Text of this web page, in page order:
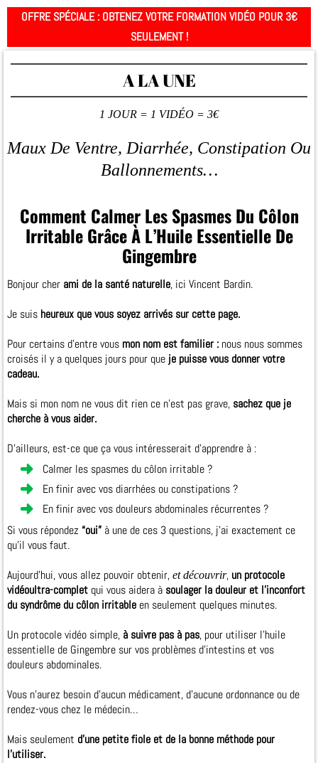
OFFRE SPÉCIALE : OBTENEZ VOTRE FORMATION VIDÉO POUR 3€
SEULEMENT !
A LA UNE
1 JOUR = 1 VIDÉO = 3€
Maux De Ventre, Diarrhée, Constipation Ou
Ballonnements…
Comment Calmer Les Spasmes Du Côlon
Irritable Grâce À L’Huile Essentielle De
Gingembre
Bonjour cher ami de la santé naturelle, ici Vincent Bardin.
Je suis heureux que vous soyez arrivés sur cette page.
Pour certains d'entre vous mon nom est familier : nous nous sommes
croisés il y a quelques jours pour que je puisse vous donner votre
cadeau.
Mais si mon nom ne vous dit rien ce n'est pas grave, sachez que je
cherche à vous aider.
D’ailleurs, est-ce que ça vous intéresserait d’apprendre à :
Calmer les spasmes du côlon irritable ?
En finir avec vos diarrhées ou constipations ?
En finir avec vos douleurs abdominales récurrentes ?
Si vous répondez “oui” à une de ces 3 questions, j’ai exactement ce
qu’il vous faut.
Aujourd’hui, vous allez pouvoir obtenir, et découvrir, un protocole
vidéoultra-complet qui vous aidera à soulager la douleur et l'inconfort
du syndrôme du côlon irritable en seulement quelques minutes.
Un protocole vidéo simple, à suivre pas à pas, pour utiliser l’huile
essentielle de Gingembre sur vos problèmes d’intestins et vos
douleurs abdominales.
Vous n’aurez besoin d’aucun médicament, d’aucune ordonnance ou de
rendez-vous chez le médecin…
Mais seulement d’une petite fiole et de la bonne méthode pour
l’utiliser.